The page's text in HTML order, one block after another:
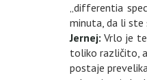
„differentia
minuta, da li ste
Jernej: Vrlo je
toliko različito,
postaje